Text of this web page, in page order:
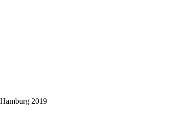
2019